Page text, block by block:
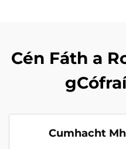
Cén Fáth a
Cumhacht